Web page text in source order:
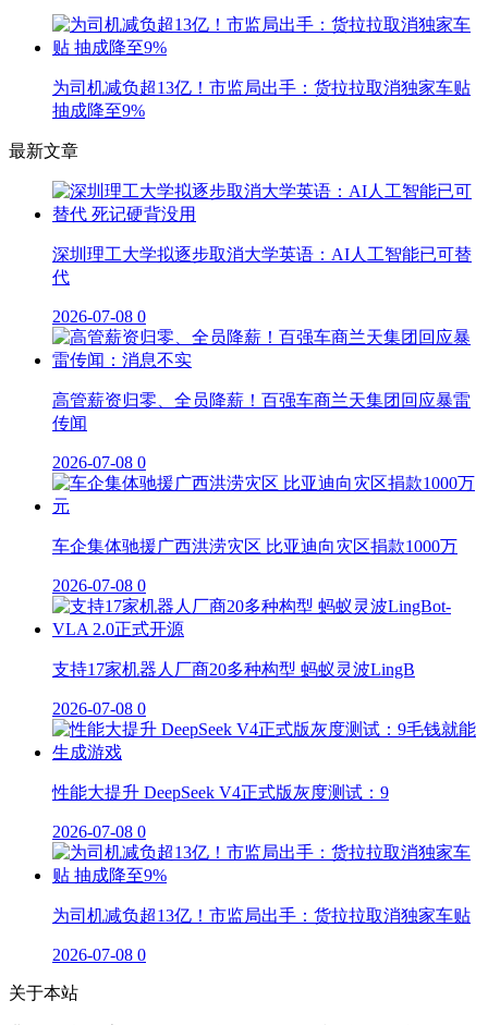
为司机减负超13亿！市监局出手：货拉拉取消独家车贴
抽成降至9%
最新文章
深圳理工大学拟逐步取消大学英语：AI人工智能已可替
代
2026-07-08 0
高管薪资归零、全员降薪！百强车商兰天集团回应暴雷
传闻
2026-07-08 0
车企集体驰援广西洪涝灾区 比亚迪向灾区捐款1000万
2026-07-08 0
支持17家机器人厂商20多种构型 蚂蚁灵波LingB
2026-07-08 0
性能大提升 DeepSeek V4正式版灰度测试：9
2026-07-08 0
为司机减负超13亿！市监局出手：货拉拉取消独家车贴
2026-07-08 0
关于本站